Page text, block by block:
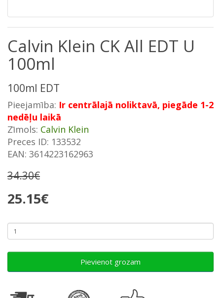
Calvin Klein CK All EDT U
100ml
100ml EDT
Pieejamība: Ir centrālajā noliktavā, piegāde 1-2
nedēļu laikā
Zīmols: Calvin Klein
Preces ID: 133532
EAN: 3614223162963
34.30€
25.15€
Pievienot grozam